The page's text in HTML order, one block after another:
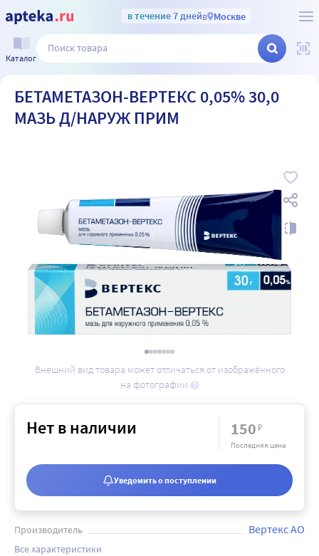
в течение 7 днейв Москве
Каталог
БЕТАМЕТАЗОН-ВЕРТЕКС 0,05% 30,0
МАЗЬ Д/НАРУЖ ПРИМ
Внешний вид товара может отличаться от изображённого
на фотографии
Производитель Вертекс АО
Все характеристики
Нет в наличии 150₽
Последняя цена
Уведомить о поступлении